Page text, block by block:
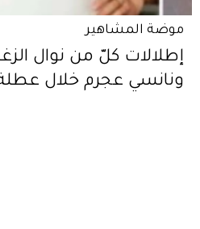
موضة المشاهير
إطلالات كلّ من نوال
ونانسي عجرم خلال عطلة